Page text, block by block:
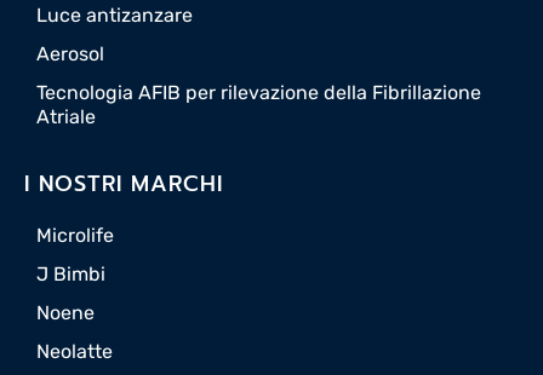
Luce antizanzare
Aerosol
Tecnologia AFIB per rilevazione della Fibrillazione
Atriale
I NOSTRI MARCHI
Microlife
J Bimbi
Noene
Neolatte